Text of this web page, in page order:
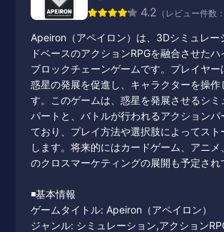
4.2 （レビュー件数：
Apeiron（アペイロン）は、3Dシミュレー
ドベースのアクションRPGを融合させた
ブロックチェーンゲームです。プレイヤー
惑星の発展を促進し、キャラクターを操作
す。このゲームは、惑星を発展させるシミ
パートと、バトルが行われるアクションパ
ており、プレイ方法や選択肢によってスト
します。将来的にはカードゲーム、アニメ
のクロスマーケティングの展開も予定され
◾️基本情報
ゲームタイトル: Apeiron（アペイロン）
ジャンル: シミュレーション,アクション